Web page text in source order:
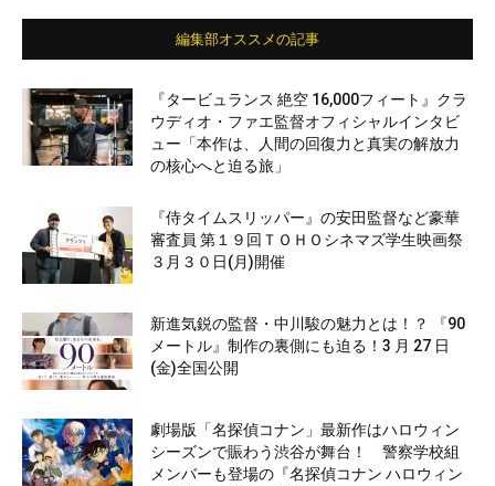
編集部オススメの記事
『タービュランス 絶空 16,000フィート』クラ
ウディオ・ファエ監督オフィシャルインタビ
ュー「本作は、人間の回復力と真実の解放力
の核心へと迫る旅」
『侍タイムスリッパー』の安田監督など豪華
審査員 第１９回ＴＯＨＯシネマズ学生映画祭
３月３０日(月)開催
新進気鋭の監督・中川駿の魅力とは！？ 『90
メートル』制作の裏側にも迫る！3 月 27 日
(金)全国公開
劇場版「名探偵コナン」最新作はハロウィン
シーズンで賑わう渋谷が舞台！ 警察学校組
メンバーも登場の『名探偵コナン ハロウィン